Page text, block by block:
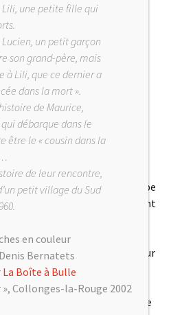
réalisées par l’aimable équipe
remercie, ici, chaleureusement
28 janvier 2015 à 16h pour
mon scénariste Christophe
Lili, une petite fille qui
Lucien, un petit garçon
son grand-père, mais
à Lili, que ce dernier a
dans la mort ».
de Maurice,
débarque dans le
être le « cousin dans la
de leur rencontre,
petit village du Sud
en couleur
Bernatets
La Boîte à Bulle
», Collonges-la-Rouge 2002